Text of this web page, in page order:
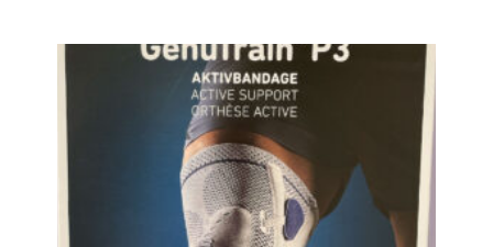
Dieses Produkt weist mehrere Varianten auf. Die Optionen können auf der Produktseite gewählt werden